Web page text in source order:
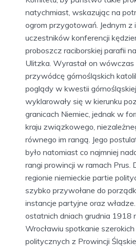
natychmiast, wskazując na
ogrom przygotowań. Jednym z
uczestników konferencji
proboszcz raciborskiej parafii
Ulitzka. Wyrastał on
przywódcę górnośląskich
poglądy w kwestii
wyklarowały się w kierunku
granicach Niemiec, jednak w
kraju związkowego,
równego im rangą. Jego
było natomiast co najmniej
rangi prowincji w ramach Prus.
regionie niemieckie partie
szybko przywołane do
instancje partyjne oraz
ostatnich dniach grudnia 1918
Wrocławiu spotkanie
politycznych z Prowincji